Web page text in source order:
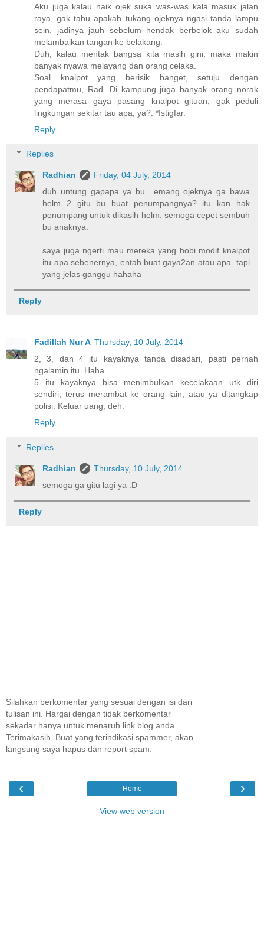
Aku juga kalau naik ojek suka was-was kala masuk jalan
raya, gak tahu apakah tukang ojeknya ngasi tanda lampu
sein, jadinya jauh sebelum hendak berbelok aku sudah
melambaikan tangan ke belakang.
Duh, kalau mentak bangsa kita masih gini, maka makin
banyak nyawa melayang dan orang celaka.
Soal knalpot yang berisik banget, setuju dengan
pendapatmu, Rad. Di kampung juga banyak orang norak
yang merasa gaya pasang knalpot gituan, gak peduli
lingkungan sekitar tau apa, ya?. *Istigfar.
Reply
Replies
Radhian
Friday, 04 July, 2014
duh untung gapapa ya bu.. emang ojeknya ga bawa
helm 2 gitu bu buat penumpangnya? itu kan hak
penumpang untuk dikasih helm. semoga cepet sembuh
bu anaknya.
saya juga ngerti mau mereka yang hobi modif knalpot
itu apa sebenernya, entah buat gaya2an atau apa. tapi
yang jelas ganggu hahaha
Reply
Fadillah Nur A Thursday, 10 July, 2014
2, 3, dan 4 itu kayaknya tanpa disadari, pasti pernah
ngalamin itu. Haha.
5 itu kayaknya bisa menimbulkan kecelakaan utk diri
sendiri, terus merambat ke orang lain, atau ya ditangkap
polisi. Keluar uang, deh.
Reply
Replies
Radhian
Thursday, 10 July, 2014
semoga ga gitu lagi ya :D
Reply
Silahkan berkomentar yang sesuai dengan isi dari
tulisan ini. Hargai dengan tidak berkomentar
sekadar hanya untuk menaruh link blog anda.
Terimakasih. Buat yang terindikasi spammer, akan
langsung saya hapus dan report spam.
‹ ›
Home
View web version